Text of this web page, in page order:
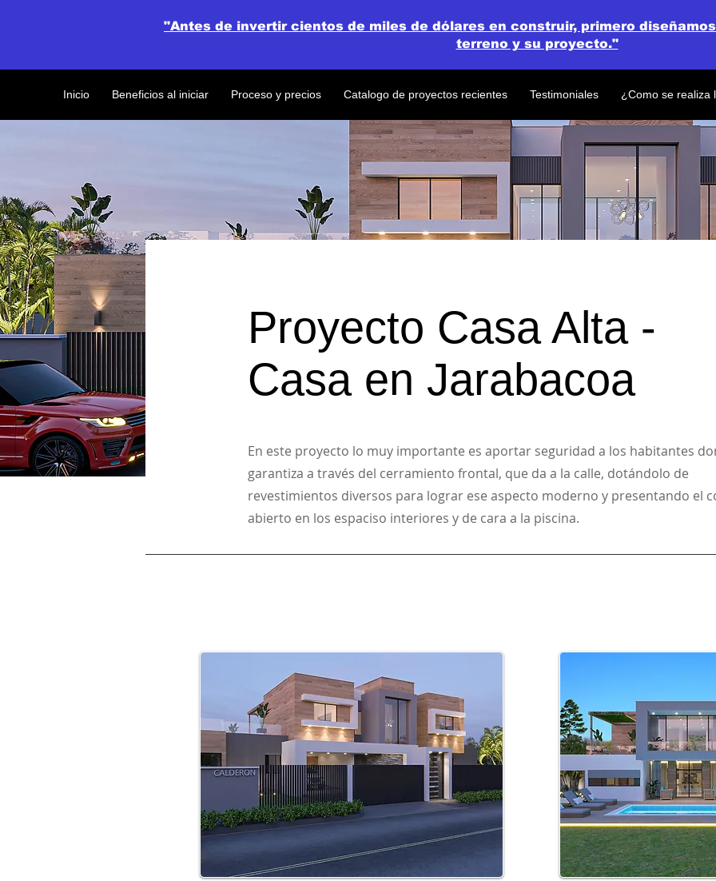
Inicio Beneficios al iniciar Proceso y precios Catalogo de proyectos recientes Testimoniales ¿Como se realiza
"Antes de invertir cientos de miles de dólares en construir, primero
terreno y su proyecto."
Proyecto Casa Alta -
Casa en Jarabacoa
En este proyecto lo muy importante es aportar seguridad a los habitantes
garantiza a través del cerramiento frontal, que da a la calle, dotándolo de
revestimientos diversos para lograr ese aspecto moderno y presentando el
abierto en los espaciso interiores y de cara a la piscina.